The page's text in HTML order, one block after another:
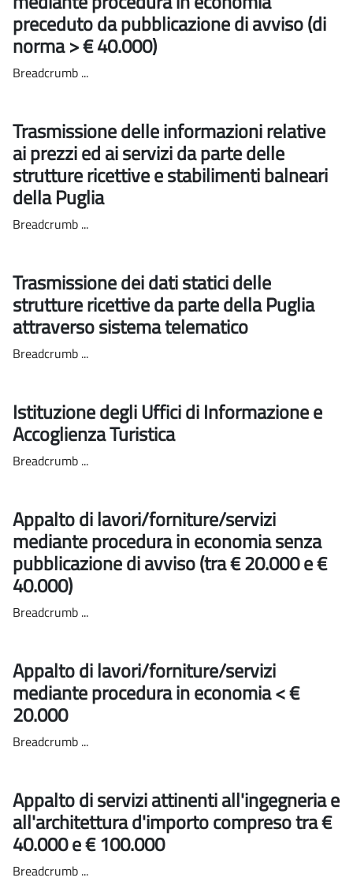
preceduto da pubblicazione di avviso (di
norma > € 40.000)
Breadcrumb ...
Trasmissione delle informazioni relative
ai prezzi ed ai servizi da parte delle
strutture ricettive e stabilimenti balneari
della Puglia
Breadcrumb ...
Trasmissione dei dati statici delle
strutture ricettive da parte della Puglia
attraverso sistema telematico
Breadcrumb ...
Istituzione degli Uffici di Informazione e
Accoglienza Turistica
Breadcrumb ...
Appalto di lavori/forniture/servizi
mediante procedura in economia senza
pubblicazione di avviso (tra € 20.000 e €
40.000)
Breadcrumb ...
Appalto di lavori/forniture/servizi
mediante procedura in economia < €
20.000
Breadcrumb ...
Appalto di servizi attinenti all'ingegneria e
all'architettura d'importo compreso tra €
40.000 e € 100.000
Breadcrumb ...